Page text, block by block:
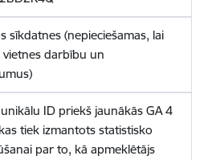
sīkdatnes (nepieciešamas, lai
darbību un
ID priekš jaunākās GA 4
tiek izmantots statistisko
par to, kā apmeklētājs